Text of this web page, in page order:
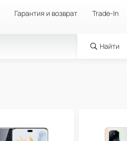
Гарантия и возврат Trade-In
Найти